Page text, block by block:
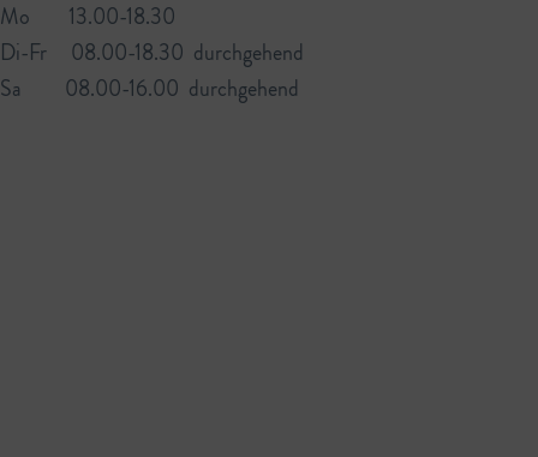
Mo 13.00-18.30
Di-Fr 08.00-18.30 durchgehend
Sa 08.00-16.00 durchgehend